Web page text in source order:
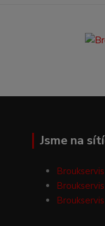
Jsme na